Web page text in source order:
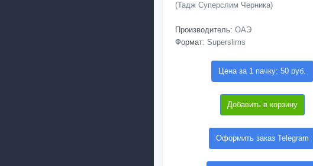
(Тадж Суперслим Черника)
Производитель: ОАЭ
Формат: Superslims
Цена за 1 пачку: 50 руб.
Добавить в корзину
Оформить заказ Telegram